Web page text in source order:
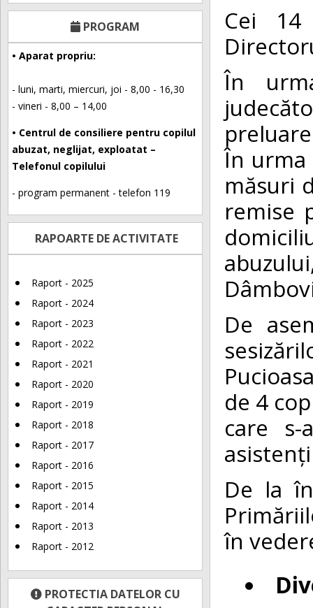
PROGRAM
• Aparat propriu:
- luni, marti, miercuri, joi - 8,00 - 16,30
- vineri - 8,00 – 14,00
• Centrul de consiliere pentru copilul
abuzat, neglijat, exploatat –
Telefonul copilului
- program permanent - telefon 119
RAPOARTE DE ACTIVITATE
Raport - 2025
Raport - 2024
Raport - 2023
Raport - 2022
Raport - 2021
Raport - 2020
Raport - 2019
Raport - 2018
Raport - 2017
Raport - 2016
Raport - 2015
Raport - 2014
Raport - 2013
Raport - 2012
PROTECTIA DATELOR CU
Cei
În
În urma
măsuri
remise
De
de 4
care
De la
în